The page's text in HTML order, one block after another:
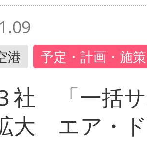
港 予定・計画・施策
社 「一括
大 エア・